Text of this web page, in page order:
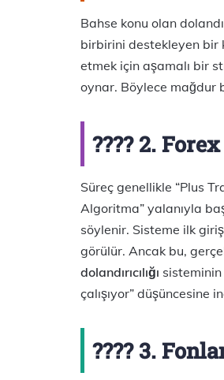
Bahse konu olan
birbirini destekleyen bir
etmek için aşamalı bir
oynar. Böylece mağdur
???? 2.
Süreç genellikle “Plus
Algoritma” yalanıyla
söylenir. Sisteme ilk
görülür. Ancak bu,
dolandırıcılığı sisteminin
çalışıyor” düşüncesine
???? 3.